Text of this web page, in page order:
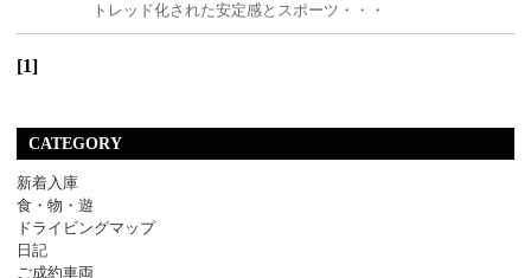
トレッド化された安定感とスポーツ・・・
[1]
CATEGORY
新着入庫
食・物・遊
ドライビングマップ
日記
ご成約車両